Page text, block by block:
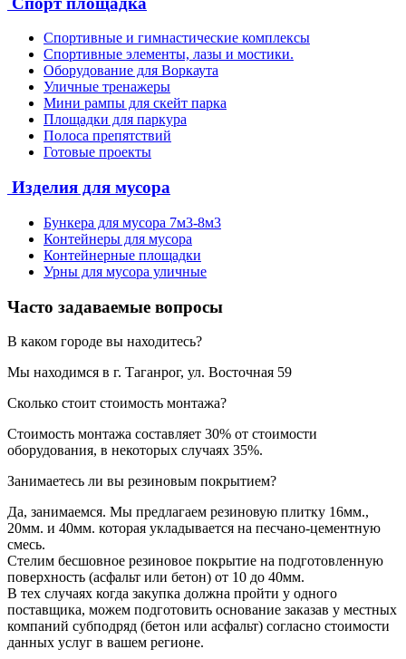
Спортивные и гимнастические комплексы
Спортивные элементы, лазы и мостики.
Оборудование для Воркаута
Уличные тренажеры
Мини рампы для скейт парка
Площадки для паркура
Полоса препятствий
Готовые проекты
Изделия для мусора
Бункера для мусора 7м3-8м3
Контейнеры для мусора
Контейнерные площадки
Урны для мусора уличные
Часто задаваемые вопросы
В каком городе вы находитесь?
Мы находимся в г. Таганрог, ул. Восточная 59
Сколько стоит стоимость монтажа?
Стоимость монтажа составляет 30% от стоимости
оборудования, в некоторых случаях 35%.
Занимаетесь ли вы резиновым покрытием?
Да, занимаемся. Мы предлагаем резиновую плитку 16мм.,
20мм. и 40мм. которая укладывается на песчано-цементную
смесь.
Стелим бесшовное резиновое покрытие на подготовленную
поверхность (асфальт или бетон) от 10 до 40мм.
В тех случаях когда закупка должна пройти у одного
поставщика, можем подготовить основание заказав у местных
компаний субподряд (бетон или асфальт) согласно стоимости
данных услуг в вашем регионе.